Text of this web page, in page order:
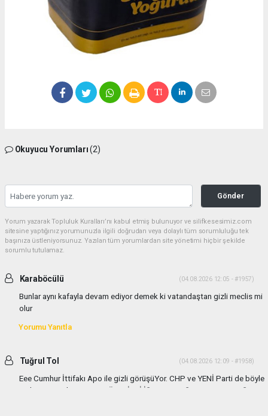
Okuyucu Yorumları(2)
Gönder
Yorum yazarak Topluluk Kuralları’nı kabul etmiş bulunuyor ve silifkesesimiz.com
sitesine yaptığınız yorumunuzla ilgili doğrudan veya dolaylı tüm sorumluluğu tek
başınıza üstleniyorsunuz. Yazılan tüm yorumlardan site yönetimi hiçbir şekilde
sorumlu tutulamaz.
Karaböcülü (04.08.2026 12:05 - #1957)
Bunlar aynı kafayla devam ediyor demek ki vatandaştan gizli meclis mi
olur
Yorumu Yanıtla
Tuğrul Tol (04.08.2026 12:09 - #1958)
Eee Cumhur İttifakı Apo ile gizli görüşüYor. CHP ve YENİ Parti de böyle
gizli görüşmeler yapıyor TÜM GİZLİ İŞLERE KARŞIYIM VATANDAŞIN